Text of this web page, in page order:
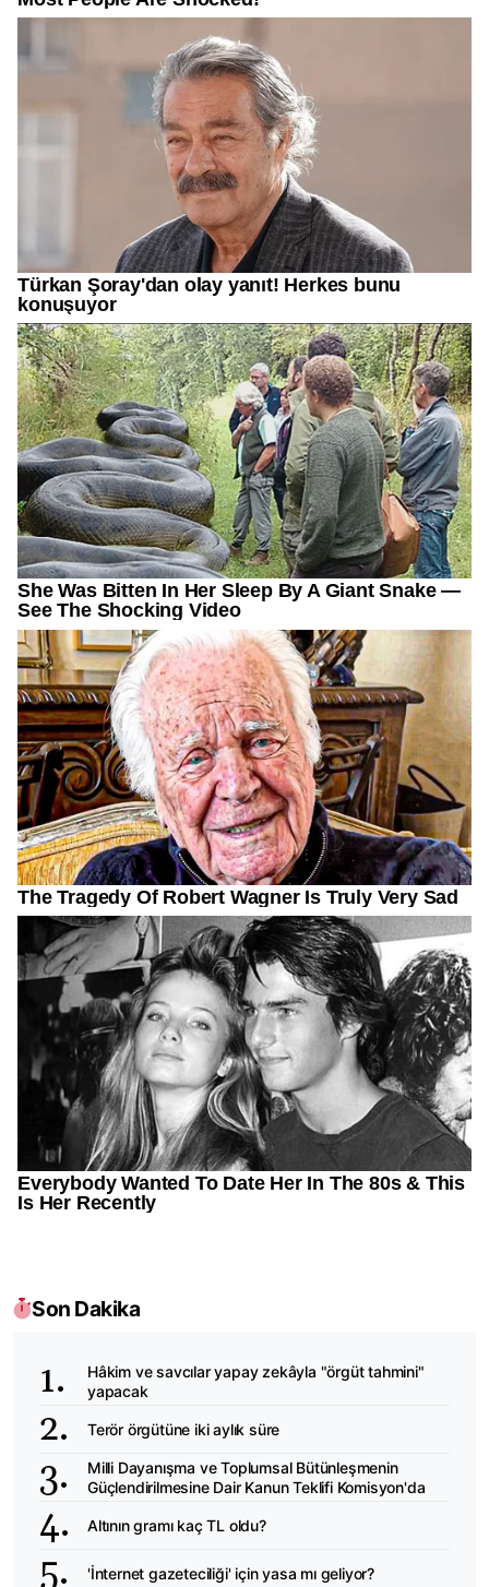
Son Dakika
Hâkim ve savcılar yapay zekâyla "örgüt tahmini"
yapacak
Terör örgütüne iki aylık süre
Milli Dayanışma ve Toplumsal Bütünleşmenin
Güçlendirilmesine Dair Kanun Teklifi Komisyon'da
Altının gramı kaç TL oldu?
'İnternet gazeteciliği' için yasa mı geliyor?